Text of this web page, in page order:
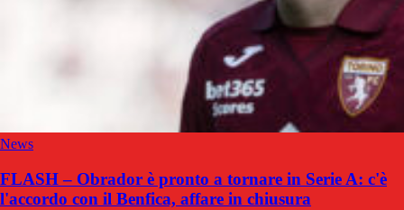
News
FLASH – Obrador è pronto a tornare in Serie A: c'è
l'accordo con il Benfica, affare in chiusura